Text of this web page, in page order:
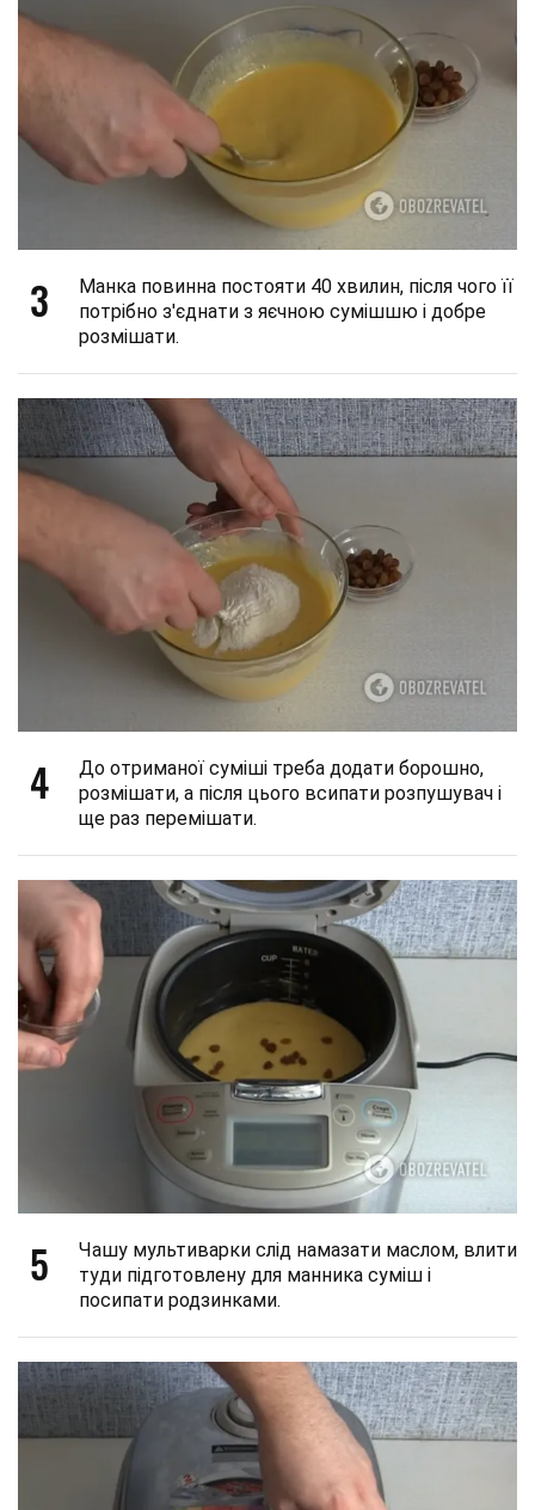
3
Манка повинна постояти 40 хвилин, після чого її
потрібно з'єднати з яєчною сумішшю і добре
розмішати.
4
До отриманої суміші треба додати борошно,
розмішати, а після цього всипати розпушувач і
ще раз перемішати.
5
Чашу мультиварки слід намазати маслом, влити
туди підготовлену для манника суміш і
посипати родзинками.